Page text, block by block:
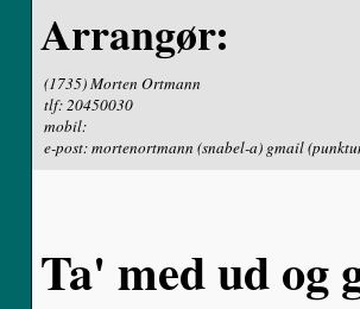
Arrangør:
(1735) Morten Ortmann
tlf: 20450030
mobil:
e-post: mortenortmann (snabel-a) gmail
Ta' med ud og